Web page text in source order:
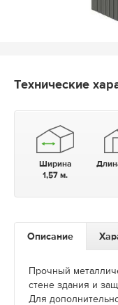
Технические
Ширина
1,57 м.
Описание
Прочный
стене здания и
Для